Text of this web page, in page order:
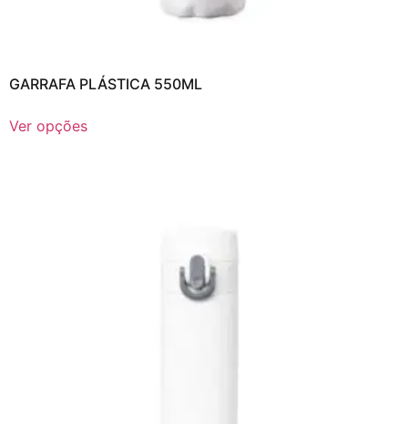
GARRAFA PLÁSTICA 550ML
Ver opções